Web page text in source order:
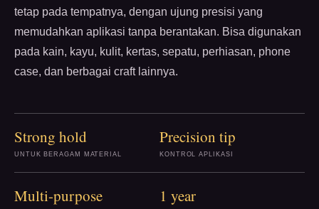
tetap pada tempatnya, dengan ujung presisi yang
memudahkan aplikasi tanpa berantakan. Bisa digunakan
pada kain, kayu, kulit, kertas, sepatu, perhiasan, phone
case, dan berbagai craft lainnya.
Strong hold
UNTUK BERAGAM MATERIAL
Precision tip
KONTROL APLIKASI
Multi-purpose 1 year